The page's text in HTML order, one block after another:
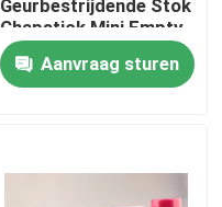
Geurbestrijdende Stok
Chapstick Mini Empty
Deodorant Tubes
Aanvraag sturen